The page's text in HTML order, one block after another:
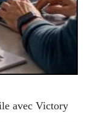
avec Victory